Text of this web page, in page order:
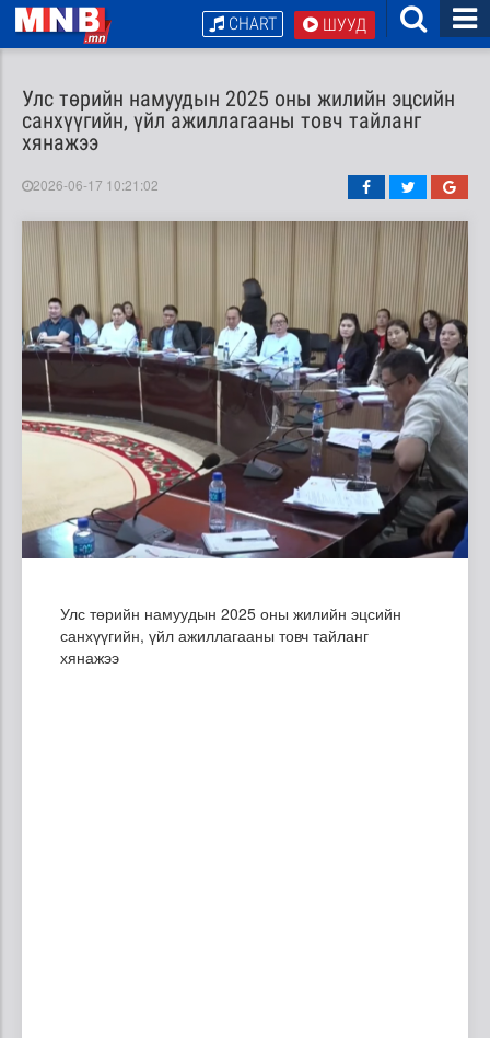
ШУУД
CHART
Улс төрийн намуудын 2025 оны жилийн эцсийн
санхүүгийн, үйл ажиллагааны товч тайланг
хянажээ
2026-06-17 10:21:02
Улс төрийн намуудын 2025 оны жилийн эцсийн
санхүүгийн, үйл ажиллагааны товч тайланг
хянажээ